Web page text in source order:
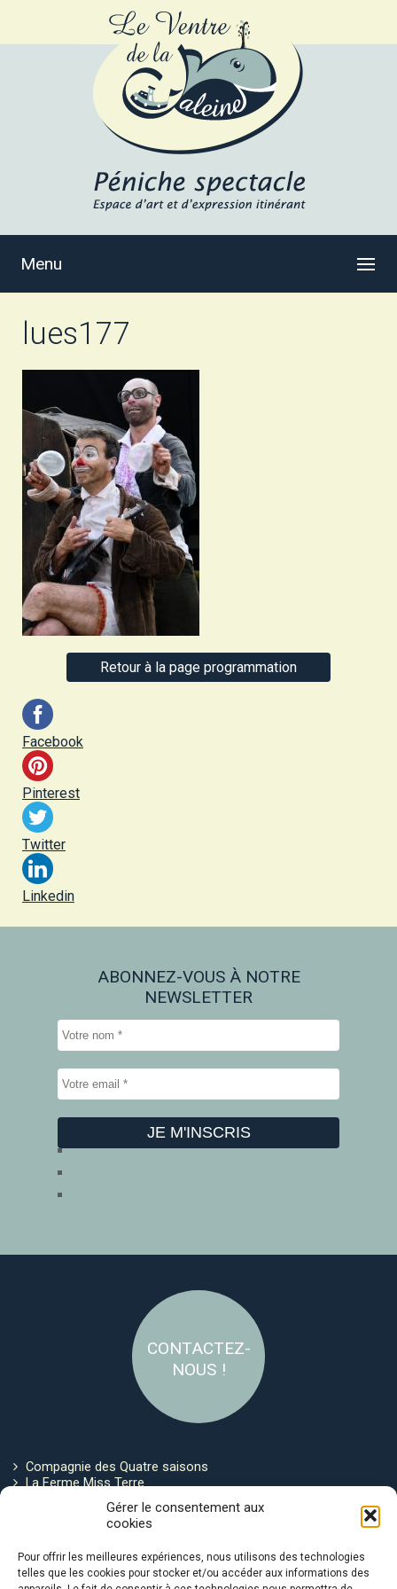
Gérer le consentement aux
cookies
Pour offrir les meilleures expériences, nous utilisons des technologies
telles que les cookies pour stocker et/ou accéder aux informations des
Menu
lues177
Retour à la page programmation
Facebook
Pinterest
Twitter
Linkedin
ABONNEZ-VOUS À NOTRE
NEWSLETTER
CONTACTEZ-
NOUS !
Compagnie des Quatre saisons
La Ferme Miss Terre
Politique de cookies